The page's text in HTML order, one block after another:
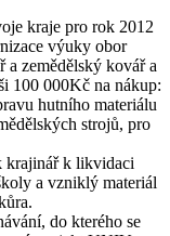
kraje pro rok 2012
výuky obor
a zemědělský kovář a
100 000Kč na nákup:
hutního materiálu
strojů, pro
krajinář k likvidaci
a vzniklý materiál
do kterého se